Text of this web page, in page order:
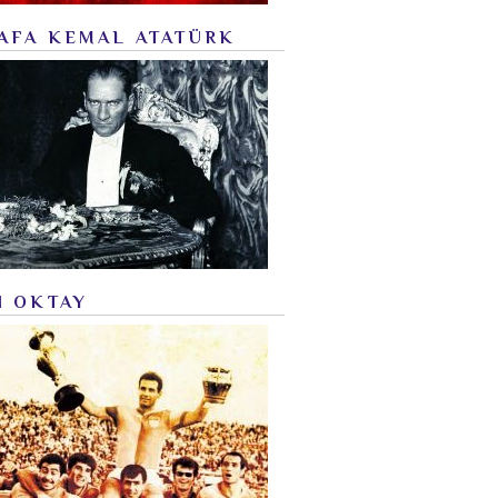
KEMAL ATATÜRK
OKTAY